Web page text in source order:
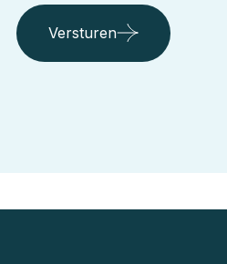
Versturen